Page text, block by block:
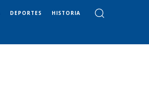
DEPORTES HISTORIA